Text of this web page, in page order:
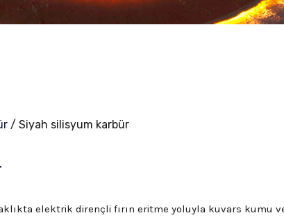
/ Siyah silisyum karbür
elektrik dirençli fırın eritme yoluyla kuvars kumu